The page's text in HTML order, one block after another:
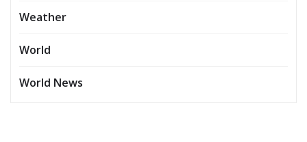
Weather
World
World News